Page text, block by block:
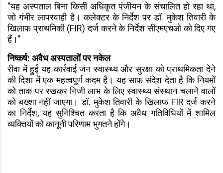
"यह अस्पताल बिना किसी अधिकृत पंजीयन के संचालित हो रहा था,
जो गंभीर लापरवाही है। कलेक्टर के निर्देश पर डॉ. मुकेश तिवारी के
खिलाफ प्राथमिकी (FIR) दर्ज करने के निर्देश सीएमएचओ को दिए गए
हैं।"
निष्कर्ष: अवैध अस्पतालों पर नकेल
रीवा में हुई यह कार्रवाई जन स्वास्थ्य और सुरक्षा को प्राथमिकता देने
की दिशा में एक महत्वपूर्ण कदम है। यह साफ संदेश देता है कि नियमों
को ताक पर रखकर निजी लाभ के लिए स्वास्थ्य संस्थान चलाने वालों
को बख्शा नहीं जाएगा। डॉ. मुकेश तिवारी के खिलाफ FIR दर्ज करने
का निर्देश, यह सुनिश्चित करता है कि अवैध गतिविधियों में शामिल
व्यक्तियों को कानूनी परिणाम भुगतने होंगे।